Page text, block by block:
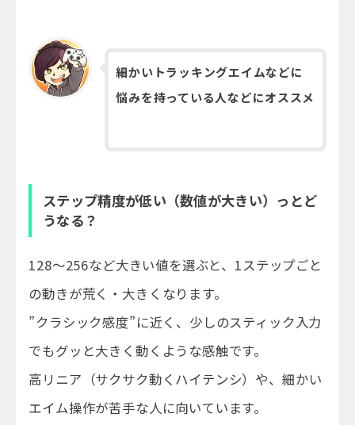
細かいトラッキングエイムなどに
悩みを持っている人などにオススメ
ステップ精度が低い（数値が大きい）っとど
うなる？
128～256など大きい値を選ぶと、1ステップごと
の動きが荒く・大きくなります。
”クラシック感度”に近く、少しのスティック入力
でもグッと大きく動くような感触です。
高リニア（サクサク動くハイテンシ）や、細かい
エイム操作が苦手な人に向いています。